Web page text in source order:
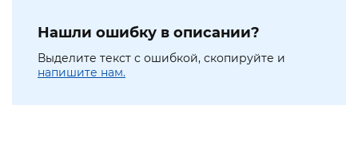
Нашли ошибку в описании?
Выделите текст с ошибкой, скопируйте и
напишите нам.